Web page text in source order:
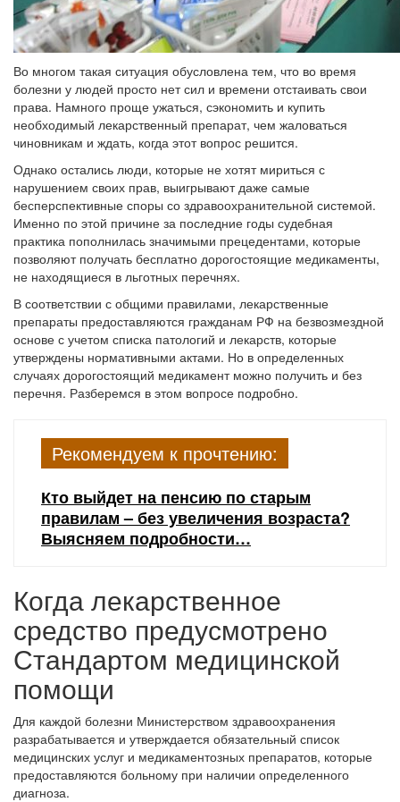
Во многом такая ситуация обусловлена тем, что во время
болезни у людей просто нет сил и времени отстаивать свои
права. Намного проще ужаться, сэкономить и купить
необходимый лекарственный препарат, чем жаловаться
чиновникам и ждать, когда этот вопрос решится.
Однако остались люди, которые не хотят мириться с
нарушением своих прав, выигрывают даже самые
бесперспективные споры со здравоохранительной системой.
Именно по этой причине за последние годы судебная
практика пополнилась значимыми прецедентами, которые
позволяют получать бесплатно дорогостоящие медикаменты,
не находящиеся в льготных перечнях.
В соответствии с общими правилами, лекарственные
препараты предоставляются гражданам РФ на безвозмездной
основе с учетом списка патологий и лекарств, которые
утверждены нормативными актами. Но в определенных
случаях дорогостоящий медикамент можно получить и без
перечня. Разберемся в этом вопросе подробно.
Рекомендуем к прочтению:
Кто выйдет на пенсию по старым
правилам – без увеличения возраста?
Выясняем подробности…
Когда лекарственное
средство предусмотрено
Стандартом медицинской
помощи
Для каждой болезни Министерством здравоохранения
разрабатывается и утверждается обязательный список
медицинских услуг и медикаментозных препаратов, которые
предоставляются больному при наличии определенного
диагноза.